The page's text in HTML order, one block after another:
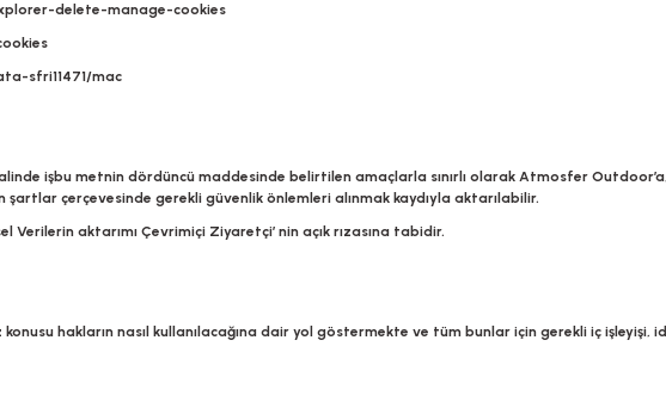
delete-manage-cookies
sfri11471/mac
işbu metnin dördüncü maddesinde belirtilen amaçlarla sınırlı olarak Atmosfer Outdoor’a
çerçevesinde gerekli güvenlik önlemleri alınmak kaydıyla aktarılabilir.
Verilerin aktarımı Çevrimiçi Ziyaretçi’ nin açık rızasına tabidir.
konusu hakların nasıl kullanılacağına dair yol göstermekte ve tüm bunlar için gerekli iç